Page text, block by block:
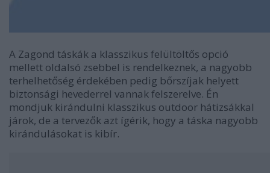
A Zagond táskák a klasszikus felültöltős opció
mellett oldalsó zsebbel is rendelkeznek, a nagyobb
terhelhetőség érdekében pedig bőrszíjak helyett
biztonsági hevederrel vannak felszerelve. Én
mondjuk kirándulni klasszikus outdoor hátizsákkal
járok, de a tervezők azt ígérik, hogy a táska nagyobb
kirándulásokat is kibír.